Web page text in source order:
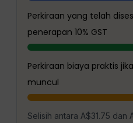
Perkiraan yang telah
penerapan 10% GST
Perkiraan biaya praktis
muncul
Selisih antara A$31.75 dan